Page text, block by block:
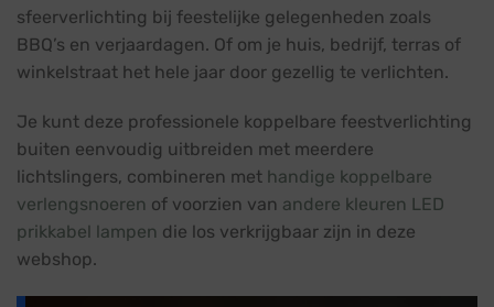
sfeerverlichting bij feestelijke gelegenheden zoals
BBQ’s en verjaardagen. Of om je huis, bedrijf, terras of
winkelstraat het hele jaar door gezellig te verlichten.
Je kunt deze professionele koppelbare feestverlichting
buiten eenvoudig uitbreiden met meerdere
lichtslingers, combineren met handige koppelbare
verlengsnoeren of voorzien van andere kleuren LED
prikkabel lampen die los verkrijgbaar zijn in deze
webshop.